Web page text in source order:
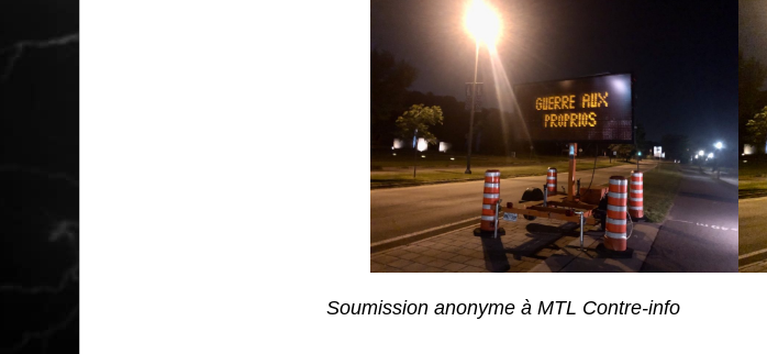
Soumission anonyme à MTL Contre-info